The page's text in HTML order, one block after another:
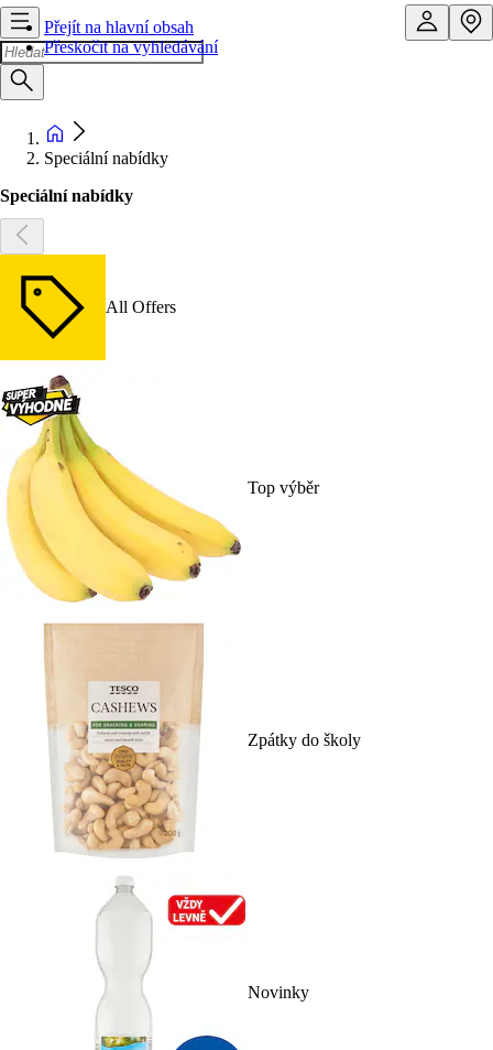
Přejít na hlavní obsah
Přeskočit na vyhledávání
Speciální nabídky
Speciální nabídky
All Offers
Top výběr
Zpátky do školy
Novinky